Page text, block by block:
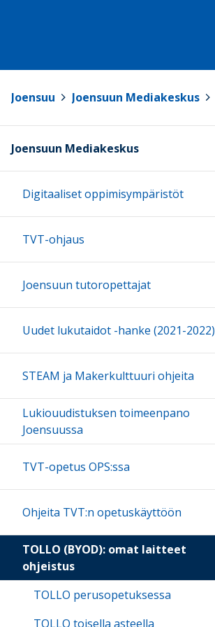
Joensuu Joensuun Mediakeskus
Joensuun Mediakeskus
Digitaaliset oppimisympäristöt
TVT-ohjaus
Joensuun tutoropettajat
Uudet lukutaidot -hanke (2021-2022)
STEAM ja Makerkulttuuri ohjeita
Lukiouudistuksen toimeenpano
Joensuussa
TVT-opetus OPS:ssa
Ohjeita TVT:n opetuskäyttöön
TOLLO (BYOD): omat laitteet
ohjeistus
TOLLO perusopetuksessa
TOLLO toisella asteella